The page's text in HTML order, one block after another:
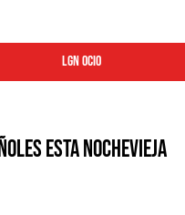
LGN ocio
esta Nochevieja